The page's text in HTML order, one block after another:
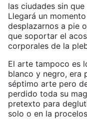
las ciudades sin
Llegará un
desplazarnos a pie
que soportar el
corporales de la
El arte tampoco es
blanco y negro, era
séptimo arte pero
perdido toda su
pretexto para
solo o en la